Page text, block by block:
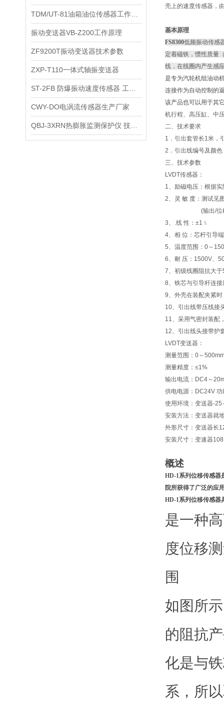
振动变送器VB-Z200工作原理
ZF9200T振动变送器技术参数
ZXP-T110一体式轴振变送器
CWY-DO电涡流传感器生产厂家
壳上的速度传感器，
基本原理
FS8300低频振动传感
定着磁铁，惯性质量
线，在线圈内产生感
是专为汽轮机组油动
连接作为自动控制的
该产品也可以用于其
机行程、高压缸、中
二、技术要求
1．引出套管长1米，
2．引出线编
三、技术参数
LVDT传感器：
1、励磁电压：根据
2、灵 敏 度：测试见
(输出/位移/
3、.线 性：±1﹪
4、相 位：芯杆引导
5、温度范围：0～
6、耐 压：1500V、
7、初级线圈阻抗大
8、铁芯与引导杆连接
9、外壳在装配夹紧
10、引出线带压线接
11、采用气密封装配
12、引出线头接带护
LVDT变送器：
测量范围：0～
测量精度：≤1%
输出电流：DC4～
供电电源：DC24V 功
使用环境：变送器-
安装方法：变送器就
外形尺寸：变送器长
安装尺寸：变速器
概述
HD-1系列位移传感器
院所获得了广泛的应
HD-1系列位移传感器
是一种
度位移
围
如图所
的阻抗
化是与
系，所